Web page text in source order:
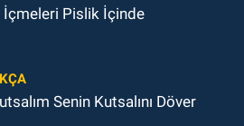
İçmeleri Pislik İçinde
Senin Kutsalını Döver